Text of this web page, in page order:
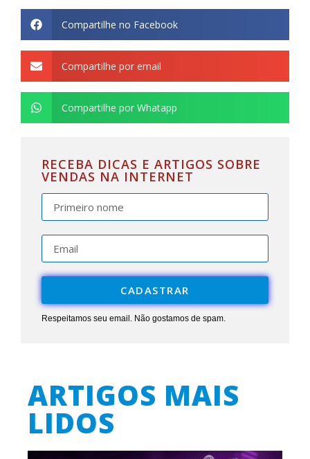
Compartilhe no Facebook
Compartilhe por email
Compartilhe por Whatapp
RECEBA DICAS E ARTIGOS SOBRE
VENDAS NA INTERNET
CADASTRAR
Respeitamos seu email. Não gostamos de spam.
ARTIGOS MAIS
LIDOS